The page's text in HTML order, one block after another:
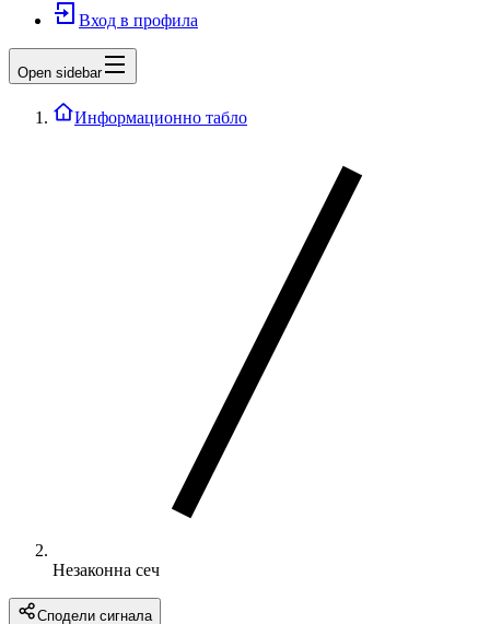
Вход в профила
Open sidebar
Информационно табло
Незаконна сеч
Сподели сигнала